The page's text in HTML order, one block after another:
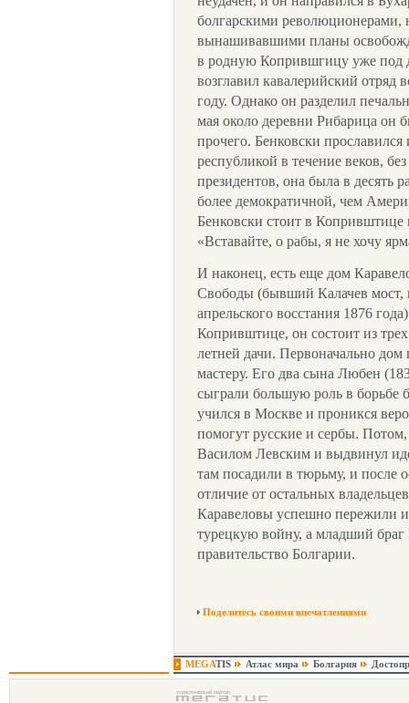
болгарскими
вынашивавшими планы
в родную Копрившгицу уже под
возглавил кавалерийский отряд
году. Однако он разделил
мая около деревни Рибарица он
прочего. Бенковски
республикой в течение веков,
президентов, она была в десять
более демократичной, чем
Бенковски стоит в
«Вставайте, о рабы, я не хочу
И наконец, есть еще дом
Свободы (бывший Калачев мост,
апрельского восстания 1876
Копривштице, он состоит из
летней дачи. Первоначально
мастеру. Его два сына Любен
сыграли большую роль в борьбе
учился в Москве и проникся
помогут русские и сербы.
Василом Левским и выдвинул
там посадили в тюрьму, и после
отличие от остальных
Каравеловы успешно пережили и
турецкую войну, а младший браг
правительство Болгарии.
Поделитесь своими впечатлениями
MEGATIS Атлас мира Болгария